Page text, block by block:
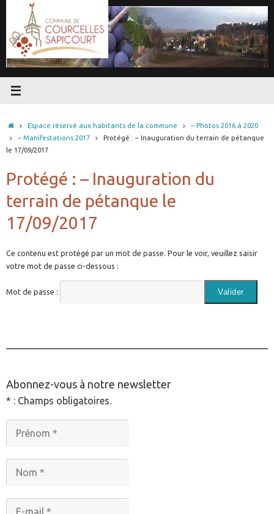
contenu
Accueil
Espace réservé aux habitants de la commune
– Photos 2016 à 2020
– Manifestations 2017
Protégé : – Inauguration du terrain de pétanque
le 17/09/2017
Protégé : – Inauguration du
terrain de pétanque le
17/09/2017
Ce contenu est protégé par un mot de passe. Pour le voir, veuillez saisir
votre mot de passe ci-dessous :
Mot de passe :
Abonnez-vous à notre newsletter
* : Champs obligatoires.